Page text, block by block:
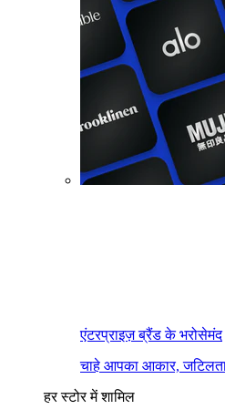
एंटरप्राइज़ ब्रैंड के भरोसेमंद
चाहे आपका आकार, जटिलता
हर स्टोर में शामिल